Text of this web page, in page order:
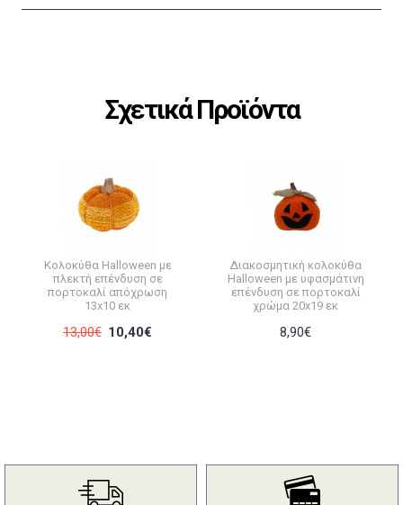
Σχετικά Προϊόντα
Κολοκύθα Halloween με
πλεκτή επένδυση σε
πορτοκαλί απόχρωση
13x10 εκ
13,00€ 10,40€
Διακοσμητική κολοκύθα
Halloween με υφασμάτινη
επένδυση σε πορτοκαλί
χρώμα 20x19 εκ
8,90€